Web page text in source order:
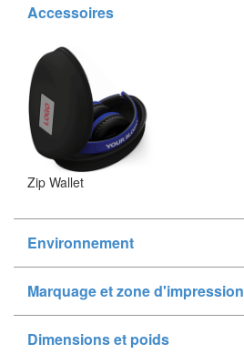
Accessoires
Zip Wallet
Environnement
Marquage et zone d'impression
Dimensions et poids